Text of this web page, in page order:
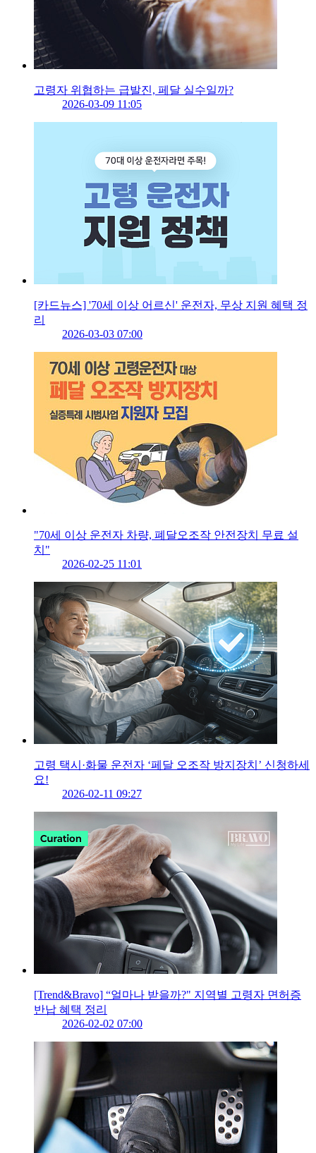
고령자 위협하는 급발진, 페달 실수일까?
2026-03-09 11:05
[카드뉴스] '70세 이상 어르신' 운전자, 무상 지원 혜택 정
리
2026-03-03 07:00
"70세 이상 운전자 차량, 폐달오조작 안전장치 무료 설
치"
2026-02-25 11:01
고령 택시·화물 운전자 ‘페달 오조작 방지장치’ 신청하세
요!
2026-02-11 09:27
[Trend&Bravo] “얼마나 받을까?" 지역별 고령자 면허증
반납 혜택 정리
2026-02-02 07:00